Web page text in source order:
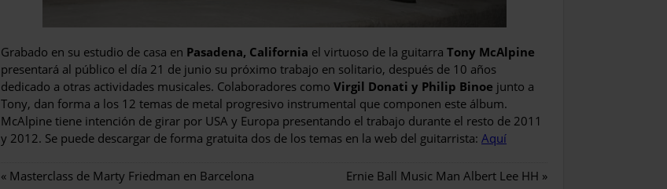
Grabado en su estudio de casa en Pasadena, California el virtuoso de la guitarra Tony McAlpine
presentará al público el día 21 de junio su próximo trabajo en solitario, después de 10 años
dedicado a otras actividades musicales. Colaboradores como Virgil Donati y Philip Binoe junto a
Tony, dan forma a los 12 temas de metal progresivo instrumental que componen este álbum.
McAlpine tiene intención de girar por USA y Europa presentando el trabajo durante el resto de 2011
y 2012. Se puede descargar de forma gratuita dos de los temas en la web del guitarrista: Aquí
« Masterclass de Marty Friedman en Barcelona Ernie Ball Music Man Albert Lee HH »